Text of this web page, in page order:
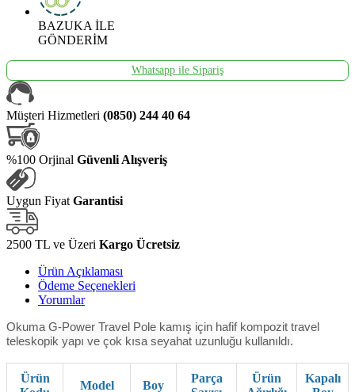
BAZUKA İLE
GÖNDERİM
Whatsapp ile Sipariş
Müşteri Hizmetleri (0850) 244 40 64
%100 Orjinal Güvenli Alışveriş
Uygun Fiyat Garantisi
2500 TL ve Üzeri Kargo Ücretsiz
Ürün Açıklaması
Ödeme Seçenekleri
Yorumlar
Okuma G-Power Travel Pole kamış için hafif kompozit travel
teleskopik yapı ve çok kısa seyahat uzunluğu kullanıldı.
Ürün
Model Boy
Parça
Ürün
Kapalı